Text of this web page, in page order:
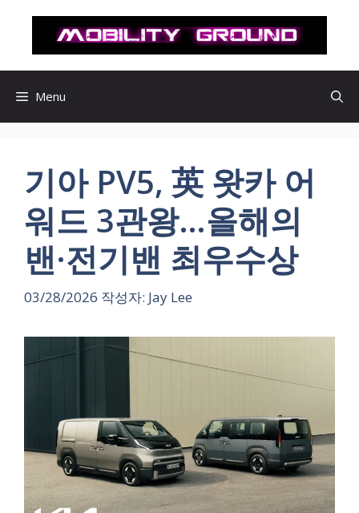
로
Menu
기아 PV5, 英 왓카 어
워드 3관왕…올해의
밴·전기밴 최우수상
03/28/2026 작성자: Jay Lee